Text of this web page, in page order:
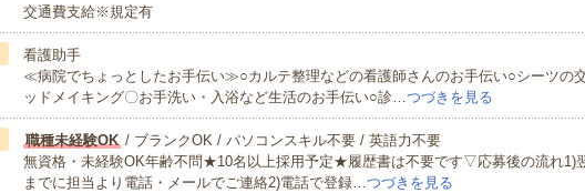
交通費支給※規定有
看護助手
≪病院でちょっとしたお手伝い≫○カルテ整理などの看護師さんのお手伝い○シーツの
ッドメイキング〇お手洗い・入浴など生活のお手伝い○診…つづきを見る
職種未経験OK/ ブランクOK / パソコンスキル不要 / 英語力不要
無資格・未経験OK年齢不問★10名以上採用予定★履歴書は不要です▽応募後の流れ1)
までに担当より電話・メールでご連絡2)電話で登録…つづきを見る